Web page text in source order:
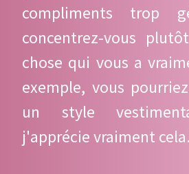
compliments trop
concentrez-vous
chose qui vous a
exemple, vous
un style
j'apprécie vraiment